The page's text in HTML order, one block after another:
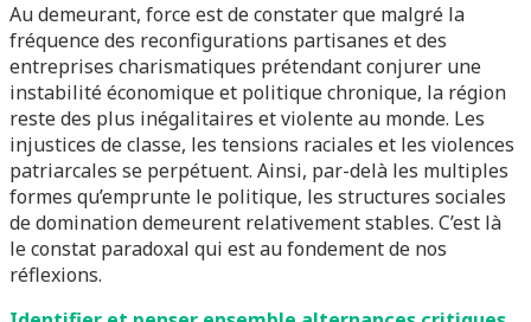
Au demeurant, force est de constater que malgré la
fréquence des reconfigurations partisanes et des
entreprises charismatiques prétendant conjurer une
instabilité économique et politique chronique, la région
reste des plus inégalitaires et violente au monde. Les
injustices de classe, les tensions raciales et les violences
patriarcales se perpétuent. Ainsi, par-delà les multiples
formes qu’emprunte le politique, les structures sociales
de domination demeurent relativement stables. C’est là
le constat paradoxal qui est au fondement de nos
réflexions.